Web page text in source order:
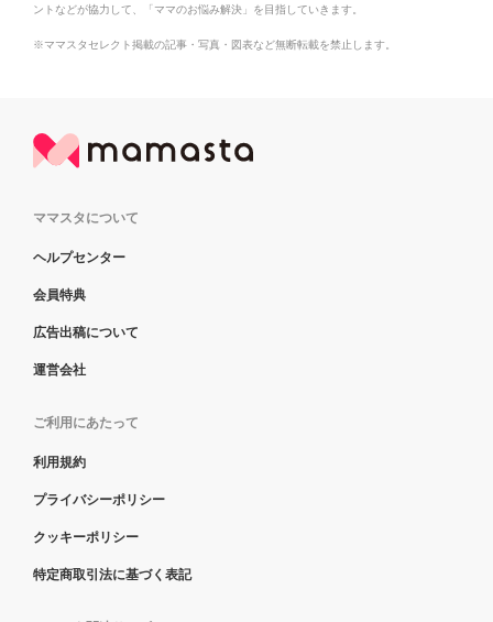
ントなどが協力して、「ママのお悩み解決」を目指していきます。
※ママスタセレクト掲載の記事・写真・図表など無断転載を禁止します。
ママスタについて
ヘルプセンター
会員特典
広告出稿について
運営会社
ご利用にあたって
利用規約
プライバシーポリシー
クッキーポリシー
特定商取引法に基づく表記